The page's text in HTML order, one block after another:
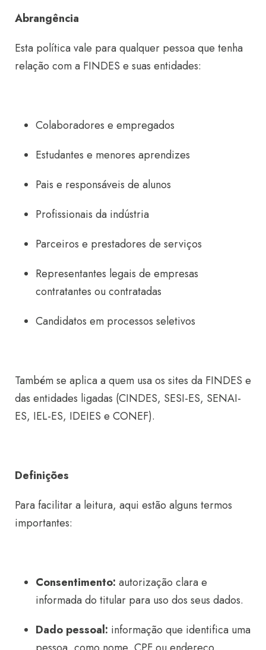
Abrangência
Esta política vale para qualquer pessoa que tenha
relação com a FINDES e suas entidades:
Colaboradores e empregados
Estudantes e menores aprendizes
Pais e responsáveis de alunos
Profissionais da indústria
Parceiros e prestadores de serviços
Representantes legais de empresas
contratantes ou contratadas
Candidatos em processos seletivos
Também se aplica a quem usa os sites da FINDES e
das entidades ligadas (CINDES, SESI-ES, SENAI-
ES, IEL-ES, IDEIES e CONEF).
Definições
Para facilitar a leitura, aqui estão alguns termos
importantes:
Consentimento: autorização clara e
informada do titular para uso dos seus dados.
Dado pessoal: informação que identifica uma